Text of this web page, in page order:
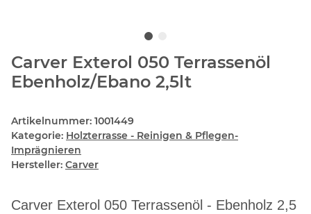
Carver Exterol 050 Terrassenöl
Ebenholz/Ebano 2,5lt
Artikelnummer: 1001449
Kategorie: Holzterrasse - Reinigen & Pflegen-
Imprägnieren
Hersteller: Carver
Carver Exterol 050 Terrassenöl - Ebenholz 2,5